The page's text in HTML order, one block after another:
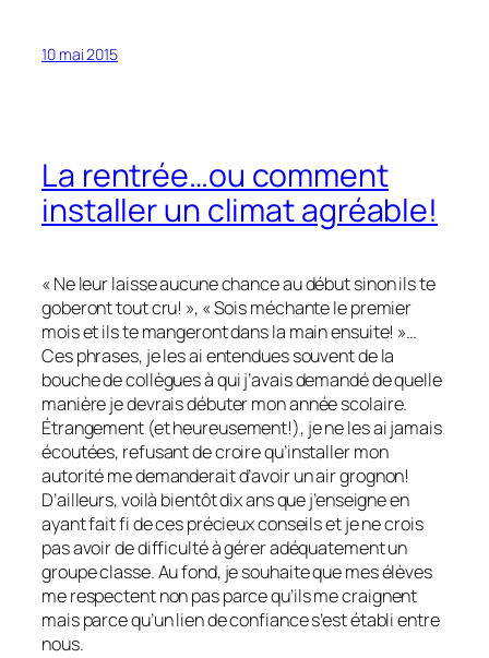
10 mai 2015
La rentrée…ou comment
installer un climat agréable!
« Ne leur laisse aucune chance au début sinon ils te
goberont tout cru! », « Sois méchante le premier
mois et ils te mangeront dans la main ensuite! »…
Ces phrases, je les ai entendues souvent de la
bouche de collègues à qui j’avais demandé de quelle
manière je devrais débuter mon année scolaire.
Étrangement (et heureusement!), je ne les ai jamais
écoutées, refusant de croire qu’installer mon
autorité me demanderait d’avoir un air grognon!
D’ailleurs, voilà bientôt dix ans que j’enseigne en
ayant fait fi de ces précieux conseils et je ne crois
pas avoir de difficulté à gérer adéquatement un
groupe classe. Au fond, je souhaite que mes élèves
me respectent non pas parce qu’ils me craignent
mais parce qu’un lien de confiance s’est établi entre
nous.